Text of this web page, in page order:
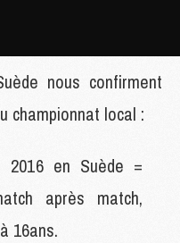
nous confirment
championnat local :
2016 en Suède =
après match,
16ans.